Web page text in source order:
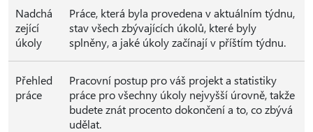
Nadchá
zející
úkoly
Práce, která byla provedena v aktuálním týdnu,
stav všech zbývajících úkolů, které byly
splněny, a jaké úkoly začínají v příštím týdnu.
Přehled
práce
Pracovní postup pro váš projekt a statistiky
práce pro všechny úkoly nejvyšší úrovně, takže
budete znát procento dokončení a to, co zbývá
udělat.